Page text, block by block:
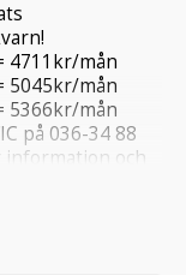
4711kr/mån
5045kr/mån
5366kr/mån
på 036-34 88
information och